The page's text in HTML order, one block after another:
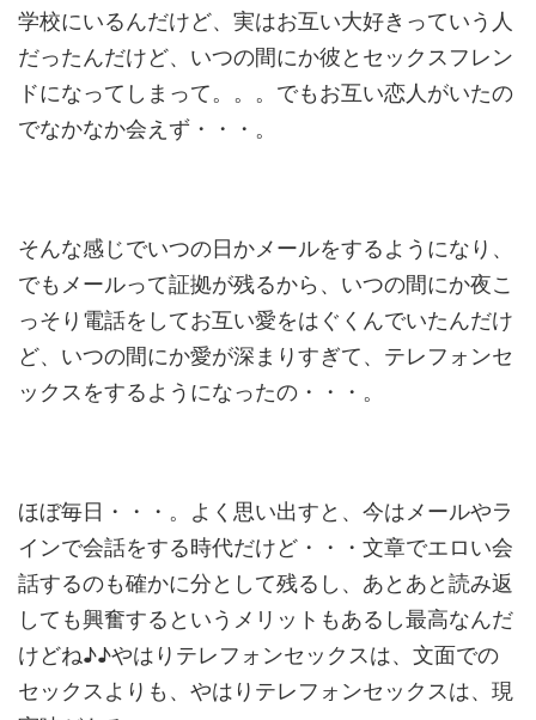
学校にいるんだけど、実はお互い大好きっていう人
だったんだけど、いつの間にか彼とセックスフレン
ドになってしまって。。。でもお互い恋人がいたの
でなかなか会えず・・・。
そんな感じでいつの日かメールをするようになり、
でもメールって証拠が残るから、いつの間にか夜こ
っそり電話をしてお互い愛をはぐくんでいたんだけ
ど、いつの間にか愛が深まりすぎて、テレフォンセ
ックスをするようになったの・・・。
ほぼ毎日・・・。よく思い出すと、今はメールやラ
インで会話をする時代だけど・・・文章でエロい会
話するのも確かに分として残るし、あとあと読み返
しても興奮するというメリットもあるし最高なんだ
けどね♪♪やはりテレフォンセックスは、文面での
セックスよりも、やはりテレフォンセックスは、現